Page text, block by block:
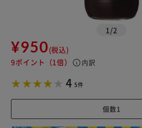
1 /2
¥950(税込)
9ポイント （1倍） info 内訳
4 5件